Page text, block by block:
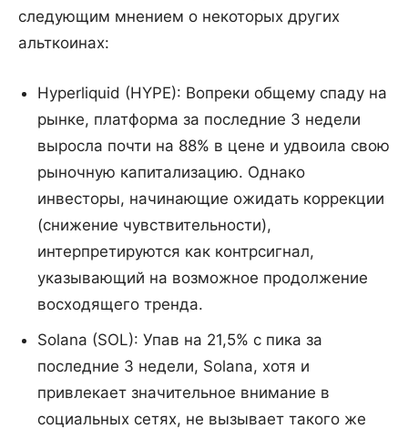
следующим мнением о некоторых других
альткоинах:
Hyperliquid (HYPE): Вопреки общему спаду на
рынке, платформа за последние 3 недели
выросла почти на 88% в цене и удвоила свою
рыночную капитализацию. Однако
инвесторы, начинающие ожидать коррекции
(снижение чувствительности),
интерпретируются как контрсигнал,
указывающий на возможное продолжение
восходящего тренда.
Solana (SOL): Упав на 21,5% с пика за
последние 3 недели, Solana, хотя и
привлекает значительное внимание в
социальных сетях, не вызывает такого же